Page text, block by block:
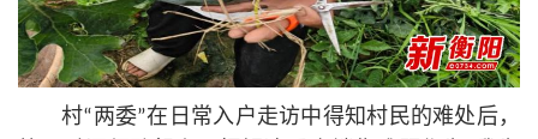
村“两委”在日常入户走访中得知村民的难处后，